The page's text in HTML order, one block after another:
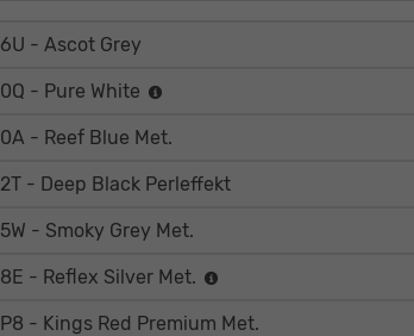
6U - Ascot Grey
0Q - Pure White
0A - Reef Blue Met.
2T - Deep Black Perleffekt
5W - Smoky Grey Met.
8E - Reflex Silver Met.
P8 - Kings Red Premium Met.